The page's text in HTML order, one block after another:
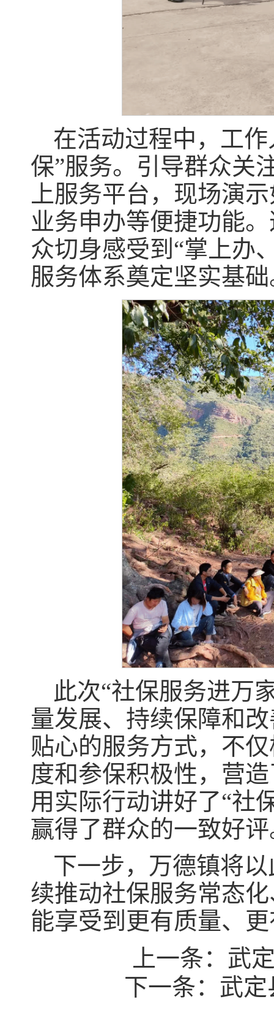
在活动过程中，工
保”服务。引导群众关
上服务平台，现场演
业务申办等便捷功能
众切身感受到“掌上办
服务体系奠定坚实基
此次“社保服务进万
量发展、持续保障和
贴心的服务方式，不
度和参保积极性，营
用实际行动讲好了“社
赢得了群众的一致好
下一步，万德镇将
续推动社保服务常态
能享受到更有质量、
上一条： 武
下一条： 武